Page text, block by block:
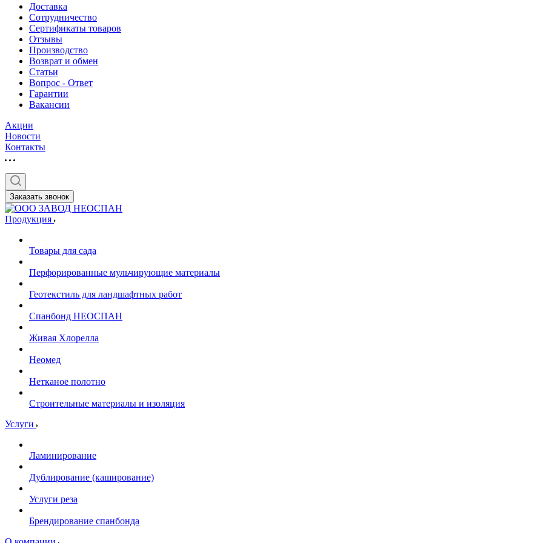
Доставка
Сотрудничество
Сертификаты товаров
Отзывы
Производство
Возврат и обмен
Статьи
Вопрос - Ответ
Гарантии
Вакансии
Акции
Новости
Контакты
Заказать звонок
Продукция
Товары для сада
Перфорированные мульчирующие материалы
Геотекстиль для ландшафтных работ
Спанбонд НЕОСПАН
Живая Хлорелла
Нeомед
Нетканое полотно
Строительные материалы и изоляция
Услуги
Ламинирование
Дублирование (каширование)
Услуги реза
Брендирование спанбонда